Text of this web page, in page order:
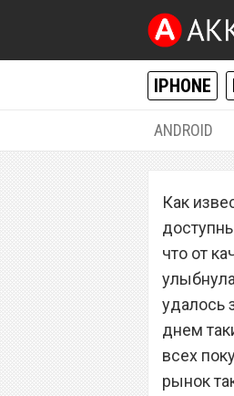
IPHONE
ANDROID
Как
что от
удалось
днем
всех
рынок